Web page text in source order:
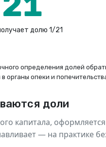
долю 1/21
определения долей
опеки и
доли
капитала,
— на практике